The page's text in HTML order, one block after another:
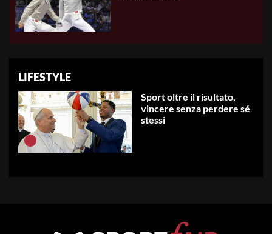
LIFESTYLE
Sport oltre il risultato,
vincere senza perdere sé
stessi